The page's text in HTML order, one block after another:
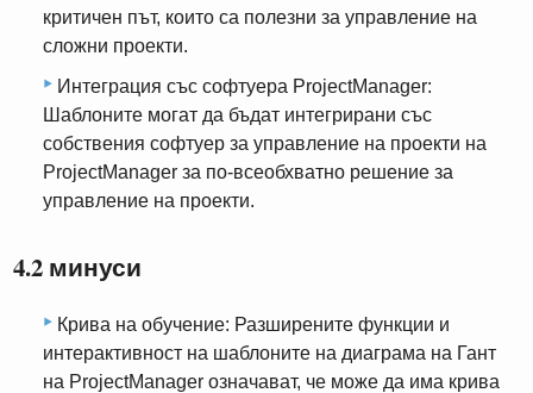
критичен път, които са полезни за управление на
сложни проекти.
Интеграция със софтуера ProjectManager:
Шаблоните могат да бъдат интегрирани със
собствения софтуер за управление на проекти на
ProjectManager за по-всеобхватно решение за
управление на проекти.
4.2 минуси
Крива на обучение: Разширените функции и
интерактивност на шаблоните на диаграма на Гант
на ProjectManager означават, че може да има крива